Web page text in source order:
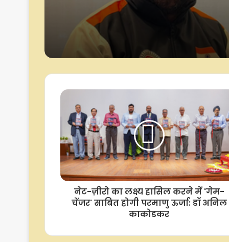
नेट-ज़ीरो का लक्ष्य हासिल करने में 'गेम-
चेंजर' साबित होगी परमाणु ऊर्जा: डॉ अनिल
काकोडकर